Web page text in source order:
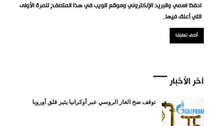
احفظ اسمي والبريد الإلكتروني وموقع الويب في هذا المتصفح للمرة الأولى
التي أعلق فيها.
آخر الأخبار
توقف ضخ الغاز الروسي عبر أوكرانيا يثير قلق أوروبا